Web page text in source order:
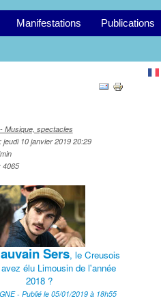
Manifestations Publications
- Musique, spectacles
jeudi 10 janvier 2019 20:29
4065
Sers, le Creusois
élu Limousin de l'année
2018 ?
- Publié le 05/01/2019 à 18h55